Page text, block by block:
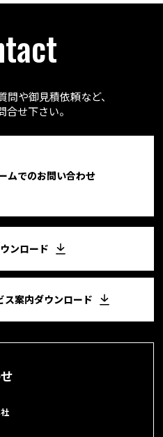
や御見積依頼など、
合せ下さい。
ムでのお問い合わせ
ンロード
ス案内ダウンロード